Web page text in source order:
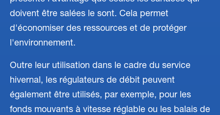
doivent être salées le sont. Cela permet
d'économiser des ressources et de protéger
l'environnement.
Outre leur utilisation dans le cadre du service
hivernal, les régulateurs de débit peuvent
également être utilisés, par exemple, pour les
fonds mouvants à vitesse réglable ou les balais de